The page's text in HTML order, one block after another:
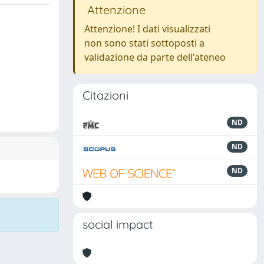
Attenzione
Attenzione! I dati visualizzati
non sono stati sottoposti a
validazione da parte dell'ateneo
Citazioni
ND
ND
ND
social impact